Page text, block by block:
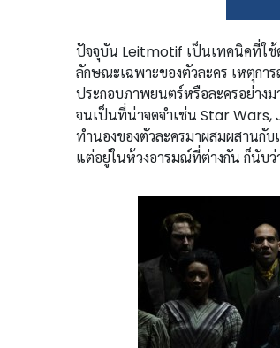
ปัจจุบัน Leitmotif เป็นเทคนิคที่ใช้
ลักษณะเฉพาะของตัวละคร เหตุก
ประกอบภาพยนตร์หรือละครอย่าง
จนเป็นที่น่าจดจำเช่น Star Wars,
ทำนองของตัวละครมาผสมผสานกั
แต่อยู่ในห้วงอารมณ์ที่ต่างกัน ก็นับ